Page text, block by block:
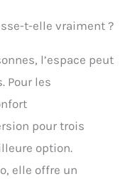
construction
Venez avec
en aluminium
qualité et
facilement
lisse. Les
très légers
Pour
structure face
t-elle vraiment ?
l’espace peut
Pour les
pour trois
option.
elle offre un